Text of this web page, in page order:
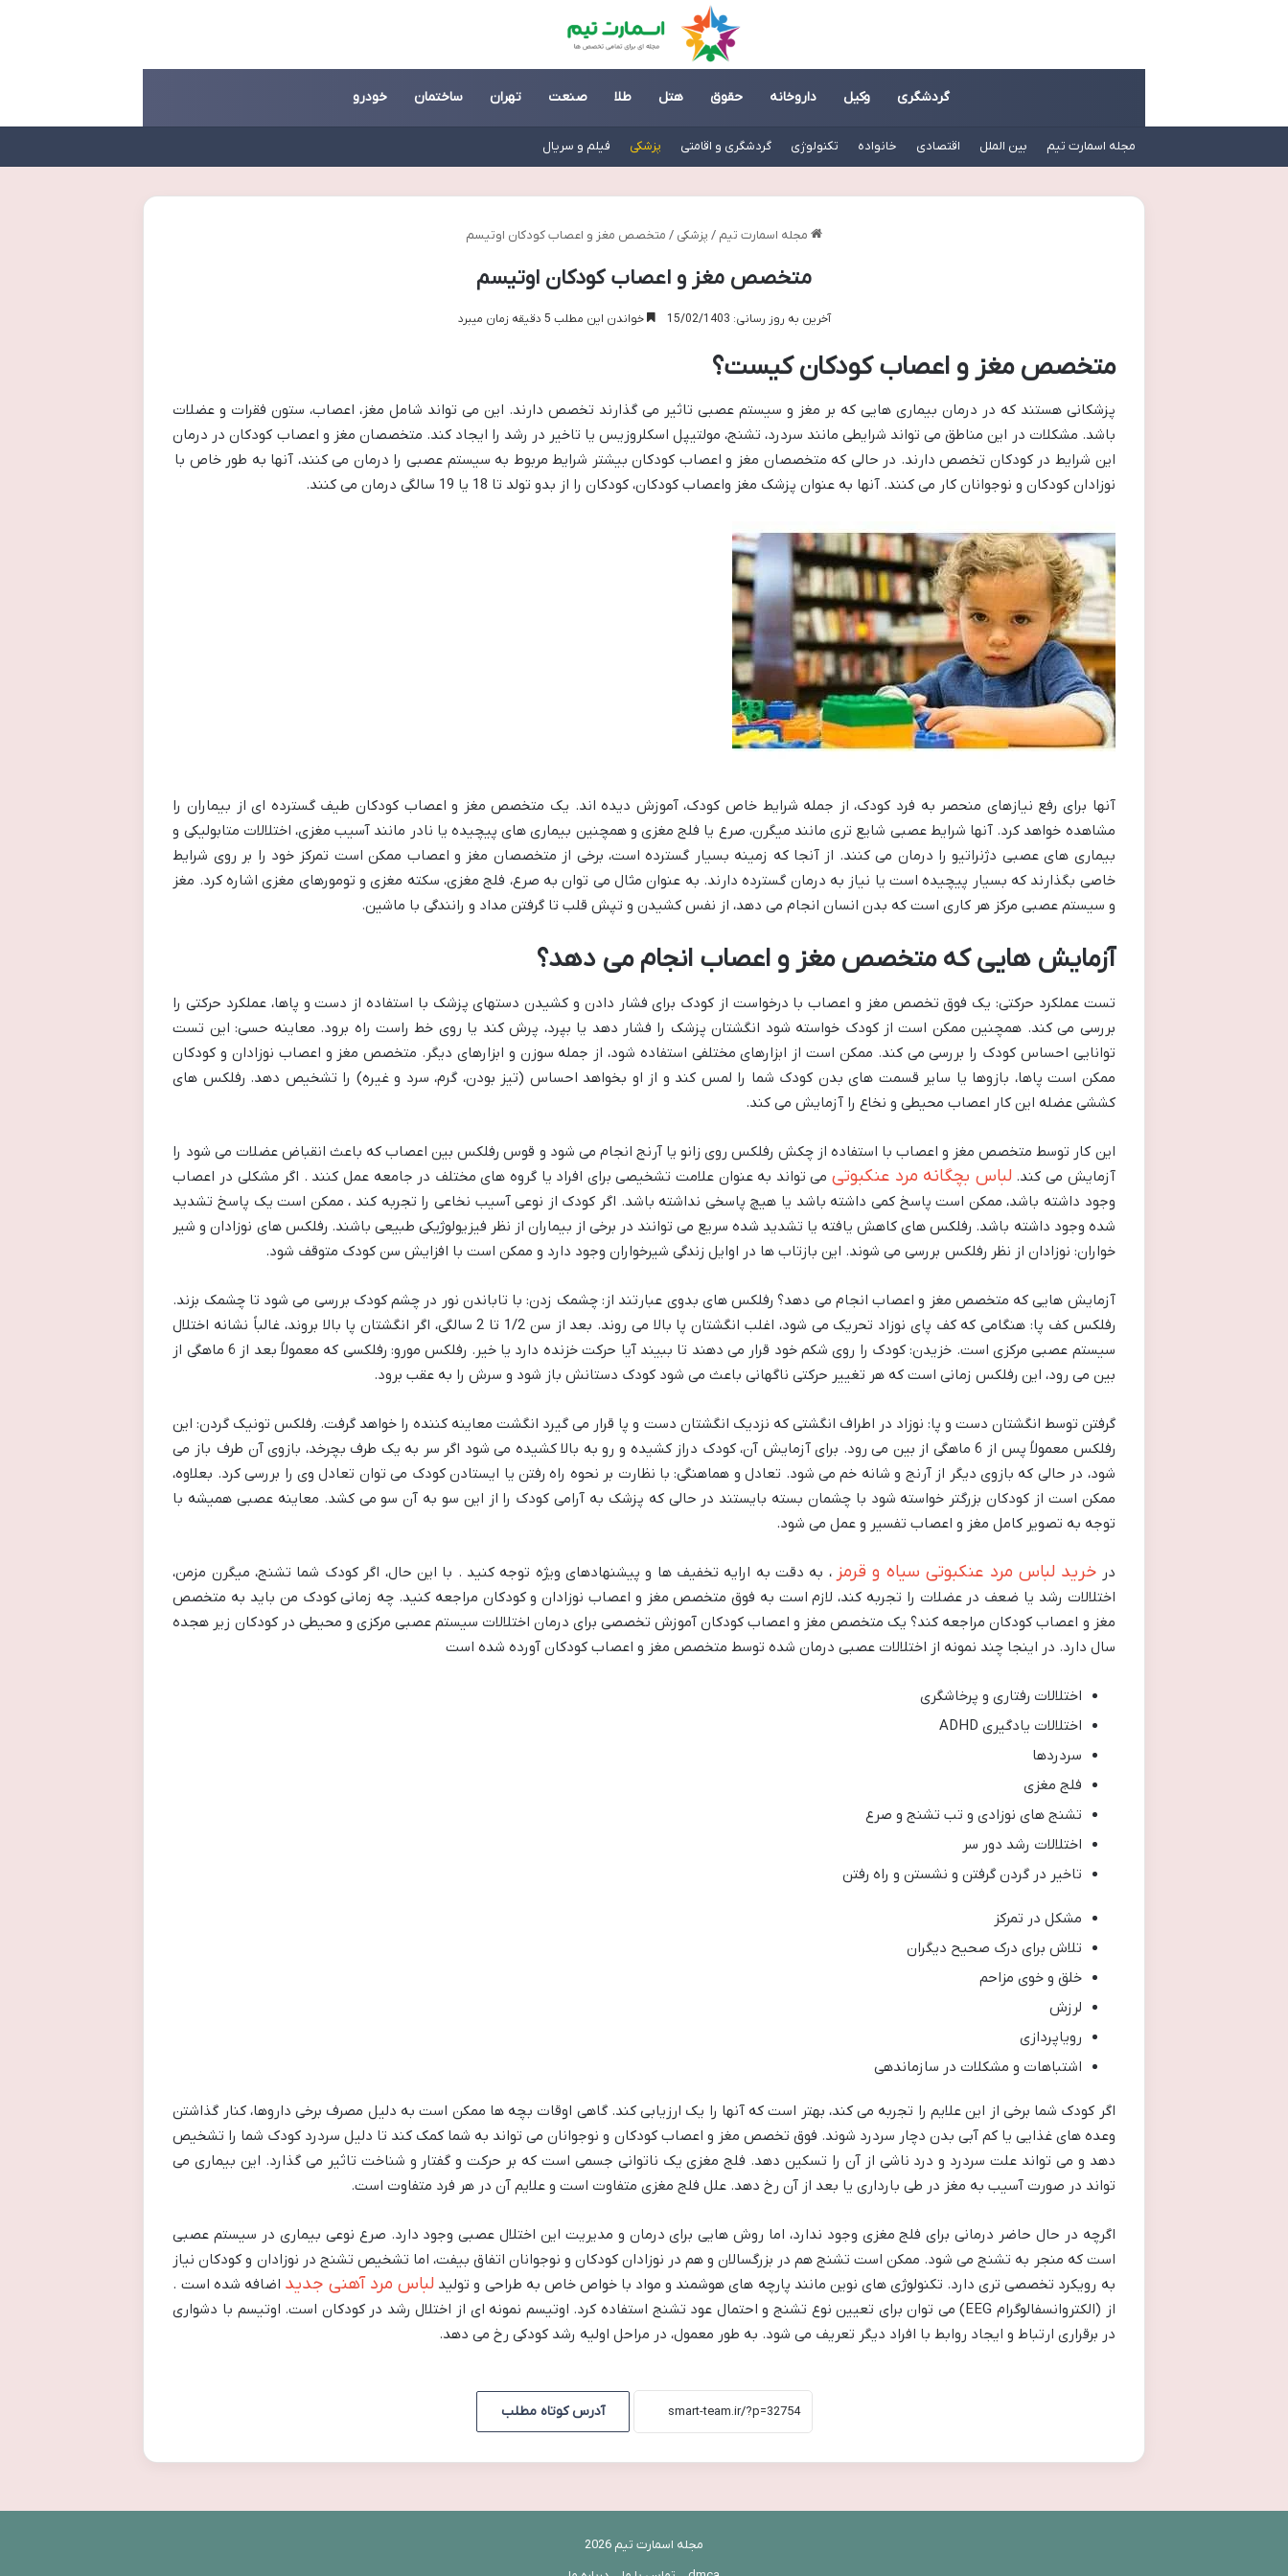
گردشگری وکیل داروخانه حقوق هتل طلا صنعت تهران ساختمان خودرو
مجله اسمارت تیم بین الملل اقتصادی خانواده تکنولوژی گردشگری و اقامتی پزشکی فیلم و سریال
مجله اسمارت تیم / پزشکی / متخصص مغز و اعصاب کودکان اوتیسم
متخصص مغز و اعصاب کودکان اوتیسم
آخرین به روز رسانی: 15/02/1403 خواندن این مطلب 5 دقیقه زمان میبرد
متخصص مغز و اعصاب کودکان کیست؟
پزشکانی هستند که در درمان بیماری هایی که بر مغز و سیستم عصبی تاثیر می گذارند تخصص دارند. این می تواند شامل مغز، اعصاب، ستون فقرات و عضلات
باشد. مشکلات در این مناطق می تواند شرایطی مانند سردرد، تشنج، مولتیپل اسکلروزیس یا تاخیر در رشد را ایجاد کند. متخصصان مغز و اعصاب کودکان در درمان
این شرایط در کودکان تخصص دارند. در حالی که متخصصان مغز و اعصاب کودکان بیشتر شرایط مربوط به سیستم عصبی را درمان می کنند، آنها به طور خاص با
نوزادان کودکان و نوجوانان کار می کنند. آنها به عنوان پزشک مغز واعصاب کودکان، کودکان را از بدو تولد تا 18 یا 19 سالگی درمان می کنند.
آنها برای رفع نیازهای منحصر به فرد کودک، از جمله شرایط خاص کودک، آموزش دیده اند. یک متخصص مغز و اعصاب کودکان طیف گسترده ای از بیماران را
مشاهده خواهد کرد. آنها شرایط عصبی شایع تری مانند میگرن، صرع یا فلج مغزی و همچنین بیماری های پیچیده یا نادر مانند آسیب مغزی، اختلالات متابولیکی و
بیماری های عصبی دژنراتیو را درمان می کنند. از آنجا که زمینه بسیار گسترده است، برخی از متخصصان مغز و اعصاب ممکن است تمرکز خود را بر روی شرایط
خاصی بگذارند که بسیار پیچیده است یا نیاز به درمان گسترده دارند. به عنوان مثال می توان به صرع، فلج مغزی، سکته مغزی و تومورهای مغزی اشاره کرد. مغز
و سیستم عصبی مرکز هر کاری است که بدن انسان انجام می دهد، از نفس کشیدن و تپش قلب تا گرفتن مداد و رانندگی با ماشین.
آزمایش هایی که متخصص مغز و اعصاب انجام می دهد؟
تست عملکرد حرکتی: یک فوق تخصص مغز و اعصاب با درخواست از کودک برای فشار دادن و کشیدن دستهای پزشک با استفاده از دست و پاها، عملکرد حرکتی را
بررسی می کند. همچنین ممکن است از کودک خواسته شود انگشتان پزشک را فشار دهد یا بپرد، پرش کند یا روی خط راست راه برود. معاینه حسی: این تست
توانایی احساس کودک را بررسی می کند. ممکن است از ابزارهای مختلفی استفاده شود، از جمله سوزن و ابزارهای دیگر. متخصص مغز و اعصاب نوزادان و کودکان
ممکن است پاها، بازوها یا سایر قسمت های بدن کودک شما را لمس کند و از او بخواهد احساس (تیز بودن، گرم، سرد و غیره) را تشخیص دهد. رفلکس های
کششی عضله این کار اعصاب محیطی و نخاع را آزمایش می کند.
این کار توسط متخصص مغز و اعصاب با استفاده از چکش رفلکس روی زانو یا آرنج انجام می شود و قوس رفلکس بین اعصاب که باعث انقباض عضلات می شود را
آزمایش می کند. لباس بچگانه مرد عنکبوتی می تواند به عنوان علامت تشخیصی برای افراد یا گروه های مختلف در جامعه عمل کنند . اگر مشکلی در اعصاب
وجود داشته باشد، ممکن است پاسخ کمی داشته باشد یا هیچ پاسخی نداشته باشد. اگر کودک از نوعی آسیب نخاعی را تجربه کند ، ممکن است یک پاسخ تشدید
شده وجود داشته باشد. رفلکس های کاهش یافته یا تشدید شده سریع می توانند در برخی از بیماران از نظر فیزیولوژیکی طبیعی باشند. رفلکس های نوزادان و شیر
خواران: نوزادان از نظر رفلکس بررسی می شوند. این بازتاب ها در اوایل زندگی شیرخواران وجود دارد و ممکن است با افزایش سن کودک متوقف شود.
آزمایش هایی که متخصص مغز و اعصاب انجام می دهد؟ رفلکس های بدوی عبارتند از: چشمک زدن: با تاباندن نور در چشم کودک بررسی می شود تا چشمک بزند.
رفلکس کف پا: هنگامی که کف پای نوزاد تحریک می شود، اغلب انگشتان پا بالا می روند. بعد از سن 1/2 تا 2 سالگی، اگر انگشتان پا بالا بروند، غالباً نشانه اختلال
سیستم عصبی مرکزی است. خزیدن: کودک را روی شکم خود قرار می دهند تا ببیند آیا حرکت خزنده دارد یا خیر. رفلکس مورو: رفلکسی که معمولاً بعد از 6 ماهگی از
بین می رود، این رفلکس زمانی است که هر تغییر حرکتی ناگهانی باعث می شود کودک دستانش باز شود و سرش را به عقب برود.
گرفتن توسط انگشتان دست و پا: نوزاد در اطراف انگشتی که نزدیک انگشتان دست و پا قرار می گیرد انگشت معاینه کننده را خواهد گرفت. رفلکس تونیک گردن: این
رفلکس معمولاً پس از 6 ماهگی از بین می رود. برای آزمایش آن، کودک دراز کشیده و رو به بالا کشیده می شود اگر سر به یک طرف بچرخد، بازوی آن طرف باز می
شود، در حالی که بازوی دیگر از آرنج و شانه خم می شود. تعادل و هماهنگی: با نظارت بر نحوه راه رفتن یا ایستادن کودک می توان تعادل وی را بررسی کرد. بعلاوه،
ممکن است از کودکان بزرگتر خواسته شود با چشمان بسته بایستند در حالی که پزشک به آرامی کودک را از این سو به آن سو می کشد. معاینه عصبی همیشه با
توجه به تصویر کامل مغز و اعصاب تفسیر و عمل می شود.
در خرید لباس مرد عنکبوتی سیاه و قرمز ، به دقت به ارایه تخفیف ها و پیشنهادهای ویژه توجه کنید . با این حال، اگر کودک شما تشنج، میگرن مزمن،
اختلالات رشد یا ضعف در عضلات را تجربه کند، لازم است به فوق متخصص مغز و اعصاب نوزادان و کودکان مراجعه کنید. چه زمانی کودک من باید به متخصص
مغز و اعصاب کودکان مراجعه کند؟ یک متخصص مغز و اعصاب کودکان آموزش تخصصی برای درمان اختلالات سیستم عصبی مرکزی و محیطی در کودکان زیر هجده
سال دارد. در اینجا چند نمونه از اختلالات عصبی درمان شده توسط متخصص مغز و اعصاب کودکان آورده شده است
اختلالات رفتاری و پرخاشگری
اختلالات یادگیری ADHD
سردردها
فلج مغزی
تشنج های نوزادی و تب تشنج و صرع
اختلالات رشد دور سر
تاخیر در گردن گرفتن و نشستن و راه رفتن
مشکل در تمرکز
تلاش برای درک صحیح دیگران
خلق و خوی مزاحم
لرزش
رویاپردازی
اشتباهات و مشکلات در سازماندهی
اگر کودک شما برخی از این علایم را تجربه می کند، بهتر است که آنها را یک ارزیابی کند. گاهی اوقات بچه ها ممکن است به دلیل مصرف برخی داروها، کنار گذاشتن
وعده های غذایی یا کم آبی بدن دچار سردرد شوند. فوق تخصص مغز و اعصاب کودکان و نوجوانان می تواند به شما کمک کند تا دلیل سردرد کودک شما را تشخیص
دهد و می تواند علت سردرد و درد ناشی از آن را تسکین دهد. فلج مغزی یک ناتوانی جسمی است که بر حرکت و گفتار و شناخت تاثیر می گذارد. این بیماری می
تواند در صورت آسیب به مغز در طی بارداری یا بعد از آن رخ دهد. علل فلج مغزی متفاوت است و علایم آن در هر فرد متفاوت است.
اگرچه در حال حاضر درمانی برای فلج مغزی وجود ندارد، اما روش هایی برای درمان و مدیریت این اختلال عصبی وجود دارد. صرع نوعی بیماری در سیستم عصبی
است که منجر به تشنج می شود. ممکن است تشنج هم در بزرگسالان و هم در نوزادان کودکان و نوجوانان اتفاق بیفت، اما تشخیص تشنج در نوزادان و کودکان نیاز
به رویکرد تخصصی تری دارد. تکنولوژی های نوین مانند پارچه های هوشمند و مواد با خواص خاص به طراحی و تولید لباس مرد آهنی جدید اضافه شده است .
از (الکتروانسفالوگرام EEG) می توان برای تعیین نوع تشنج و احتمال عود تشنج استفاده کرد. اوتیسم نمونه ای از اختلال رشد در کودکان است. اوتیسم با دشواری
در برقراری ارتباط و ایجاد روابط با افراد دیگر تعریف می شود. به طور معمول، در مراحل اولیه رشد کودکی رخ می دهد.
آدرس کوتاه مطلب
مجله اسمارت تیم 2026